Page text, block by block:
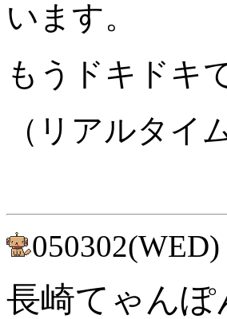
います。
もうドキドキ
（リアルタイ
050302(WED)
長崎てゃんぽ